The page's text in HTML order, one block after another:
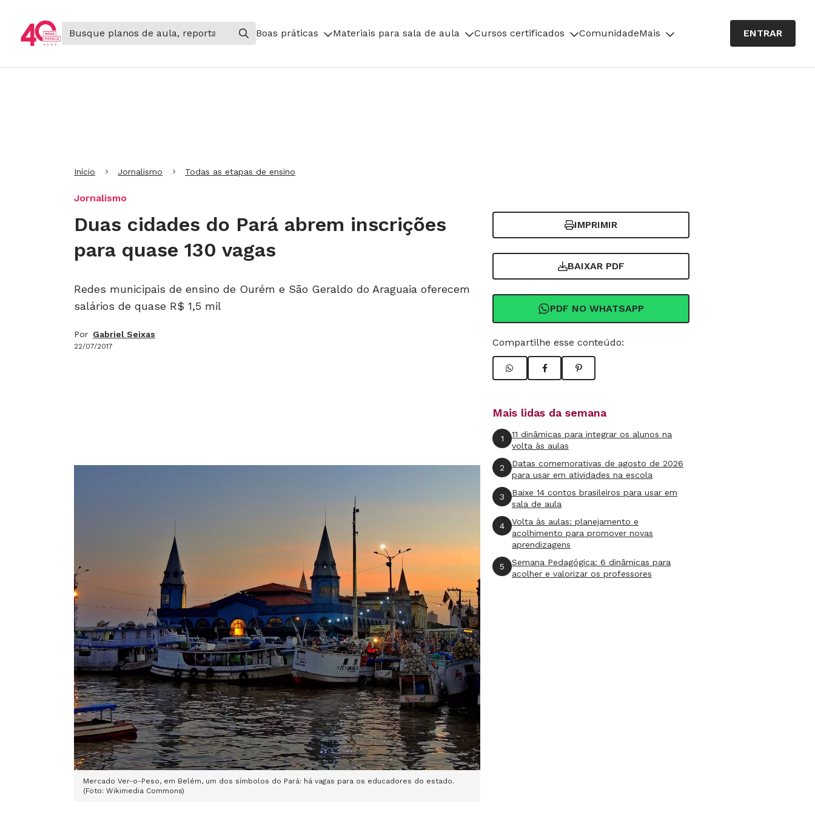
Boas práticas Materiais para sala de aula Cursos certificados ComunidadeMais ENTRAR
Início Jornalismo Todas as etapas de ensino
Jornalismo
Duas cidades do Pará abrem inscrições
para quase 130 vagas
Redes municipais de ensino de Ourém e São Geraldo do Araguaia oferecem
salários de quase R$ 1,5 mil
Por Gabriel Seixas
22/07/2017
IMPRIMIR
BAIXAR PDF
PDF NO WHATSAPP
Compartilhe esse conteúdo:
Mercado Ver-o-Peso, em Belém, um dos símbolos do Pará: há vagas para os educadores do estado.
(Foto: Wikimedia Commons)
Mais lidas da semana
1
11 dinâmicas para integrar os alunos na
volta às aulas
2
Datas comemorativas de agosto de 2026
para usar em atividades na escola
3
Baixe 14 contos brasileiros para usar em
sala de aula
4
Volta às aulas: planejamento e
acolhimento para promover novas
aprendizagens
5
Semana Pedagógica: 6 dinâmicas para
acolher e valorizar os professores